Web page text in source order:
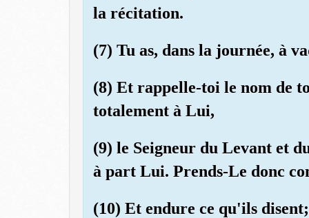
la récitation.
(7) Tu as, dans la journée, à
(8) Et rappelle-toi le nom de
totalement à Lui,
(9) le Seigneur du Levant et
à part Lui. Prends-Le donc
(10) Et endure ce qu'ils